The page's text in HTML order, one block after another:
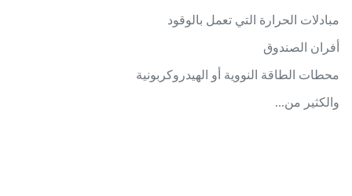
مبادلات الحرارة التي تعمل بالوقود
أفران الصندوق
محطات الطاقة النووية أو الهيدروكربونية
والكثير من...